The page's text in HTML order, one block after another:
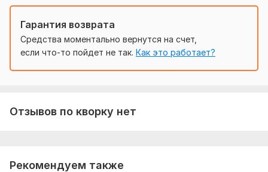
Объем услуги в кворке:
Гарантия возврата
Средства моментально вернутся на счет,
если что-то пойдет не так. Как это работает?
Отзывов по кворку нет
Рекомендуем также